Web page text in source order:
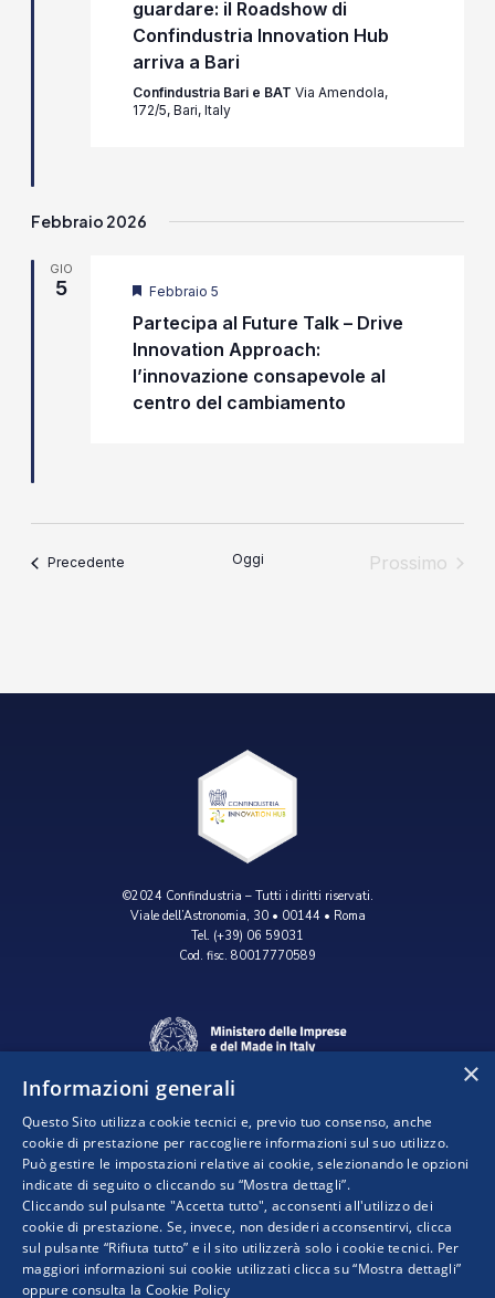
guardare: il Roadshow di
Confindustria Innovation Hub
arriva a Bari
Confindustria Bari e BAT Via Amendola,
172/5, Bari, Italy
Febbraio 2026
GIO
5 Segnalati
Febbraio 5
Partecipa al Future Talk – Drive
Innovation Approach:
l’innovazione consapevole al
centro del cambiamento
Precedente Oggi
Prossimo
©2024 Confindustria – Tutti i diritti riservati.
Viale dell’Astronomia, 30 • 00144 • Roma
Tel. (+39) 06 59031
Cod. fisc. 80017770589
Progetto realizzato da:
×
Informazioni generali
Questo Sito utilizza cookie tecnici e, previo tuo consenso, anche
cookie di prestazione per raccogliere informazioni sul suo utilizzo.
Può gestire le impostazioni relative ai cookie, selezionando le opzioni
indicate di seguito o cliccando su “Mostra dettagli”.
Cliccando sul pulsante "Accetta tutto", acconsenti all'utilizzo dei
cookie di prestazione. Se, invece, non desideri acconsentirvi, clicca
sul pulsante “Rifiuta tutto” e il sito utilizzerà solo i cookie tecnici. Per
maggiori informazioni sui cookie utilizzati clicca su “Mostra dettagli”
oppure consulta la Cookie Policy